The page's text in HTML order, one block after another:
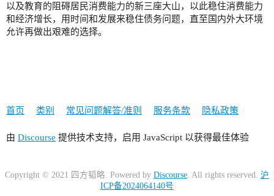
以及教育的阻碍居民消费能力的新三座大山，以此稳住消费能力
和经济增长，用时间和发展来稳住债务问题，直至国内外大环境
允许再做出艰难的选择。
首页 类别 常见问题解答/准则 服务条款 隐私政策
由 Discourse 提供技术支持，启用 JavaScript 以获得最佳体验
Copyright © 2021 四方韬略. Powered by Discourse . All rights reserved. 沪
ICP备2024064140号